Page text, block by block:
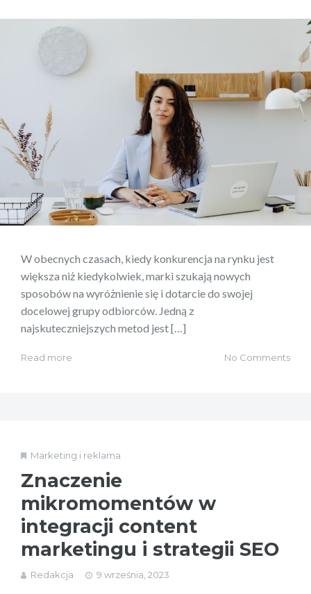
W obecnych czasach, kiedy konkurencja na rynku jest
większa niż kiedykolwiek, marki szukają nowych
sposobów na wyróżnienie się i dotarcie do swojej
docelowej grupy odbiorców. Jedną z
najskuteczniejszych metod jest […]
Read more No Comments
Marketing i reklama
Znaczenie
mikromomentów w
integracji content
marketingu i strategii SEO
Redakcja 9 września, 2023